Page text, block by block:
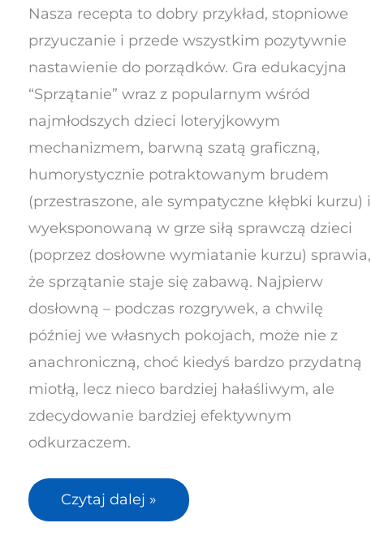
Nasza recepta to dobry przykład, stopniowe
przyuczanie i przede wszystkim pozytywnie
nastawienie do porządków. Gra edukacyjna
“Sprzątanie” wraz z popularnym wśród
najmłodszych dzieci loteryjkowym
mechanizmem, barwną szatą graficzną,
humorystycznie potraktowanym brudem
(przestraszone, ale sympatyczne kłębki kurzu) i
wyeksponowaną w grze siłą sprawczą dzieci
(poprzez dosłowne wymiatanie kurzu) sprawia,
że sprzątanie staje się zabawą. Najpierw
dosłowną – podczas rozgrywek, a chwilę
później we własnych pokojach, może nie z
anachroniczną, choć kiedyś bardzo przydatną
miotłą, lecz nieco bardziej hałaśliwym, ale
zdecydowanie bardziej efektywnym
odkurzaczem.
Nauki
wymiata
–
nie
tylko
kłębki
kurzu
Czytaj dalej »